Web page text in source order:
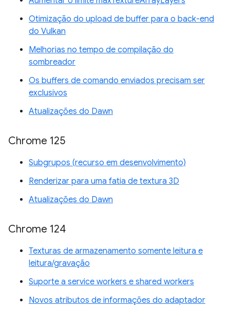
Otimização do upload de buffer para o back-end
do Vulkan
Melhorias no tempo de compilação do
sombreador
Os buffers de comando enviados precisam ser
exclusivos
Atualizações do Dawn
Chrome 125
Subgrupos (recurso em desenvolvimento)
Renderizar para uma fatia de textura 3D
Atualizações do Dawn
Chrome 124
Texturas de armazenamento somente leitura e
leitura/gravação
Suporte a service workers e shared workers
Novos atributos de informações do adaptador